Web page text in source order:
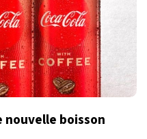
nouvelle boisson